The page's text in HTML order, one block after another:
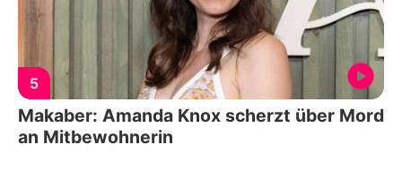
5
Makaber: Amanda Knox scherzt über Mord
an Mitbewohnerin